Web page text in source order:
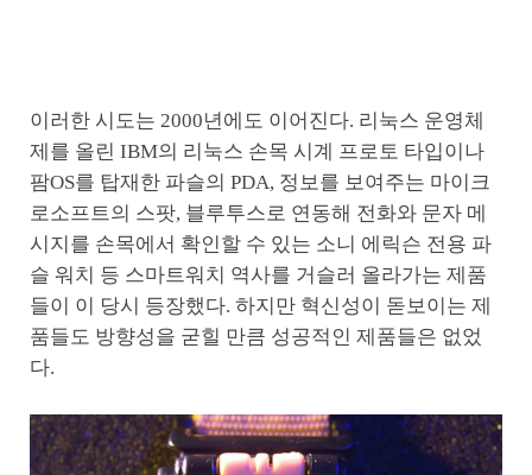
이러한 시도는 2000년에도 이어진다. 리눅스 운영체
제를 올린 IBM의 리눅스 손목 시계 프로토 타입이나
팜OS를 탑재한 파슬의 PDA, 정보를 보여주는 마이크
로소프트의 스팟, 블루투스로 연동해 전화와 문자 메
시지를 손목에서 확인할 수 있는 소니 에릭슨 전용 파
슬 워치 등 스마트워치 역사를 거슬러 올라가는 제품
들이 이 당시 등장했다. 하지만 혁신성이 돋보이는 제
품들도 방향성을 굳힐 만큼 성공적인 제품들은 없었
다.